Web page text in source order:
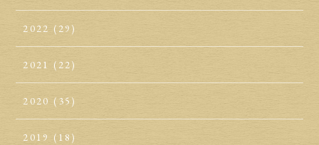
2022 (29)
2021 (22)
2020 (35)
2019 (18)